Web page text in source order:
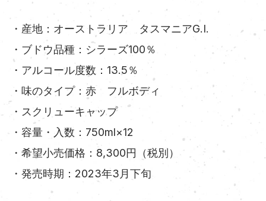
・産地：オーストラリア タスマニアG.I.
・ブドウ品種：シラーズ100％
・アルコール度数：13.5％
・味のタイプ：赤 フルボディ
・スクリューキャップ
・容量・入数：750ml×12
・希望小売価格：8,300円（税別）
・発売時期：2023年3月下旬